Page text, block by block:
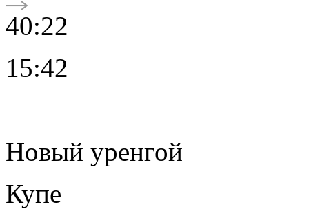
40:22
15:42
Новый уренгой
Купе